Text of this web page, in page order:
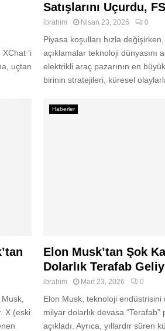
‘i
uçtan
Satışlarını Uçurdu,
ibrahim Nisan 23, 2026 0
Piyasa koşulları hızla
açıklamalar teknoloji dünyasını
elektrikli araç pazarının en
birinin stratejileri, küresel
X (eski
Haberler
Elon Musk’tan Şok
Dolarlık Terafab
ibrahim Mart 23, 2026 0
Elon Musk, teknoloji
milyar dolarlık devasa
açıkladı. Ayrıca, yıllardır süren